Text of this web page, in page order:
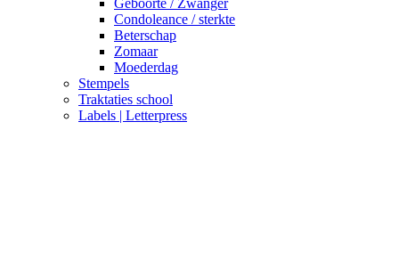
Geboorte / Zwanger
Condoleance / sterkte
Beterschap
Zomaar
Moederdag
Stempels
Traktaties school
Labels | Letterpress